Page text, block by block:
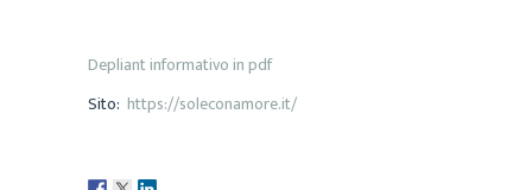
Depliant informativo in pdf
Sito: https://soleconamore.it/